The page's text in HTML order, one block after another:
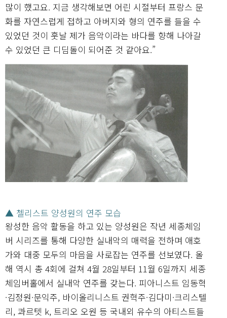
많이 했고요. 지금 생각해보면 어린 시절부터 프랑스 문
화를 자연스럽게 접하고 아버지와 형의 연주를 들을 수
있었던 것이 훗날 제가 음악이라는 바다를 향해 나아갈
수 있었던 큰 디딤돌이 되어준 것 같아요.”
▲ 첼리스트 양성원의 연주 모습
왕성한 음악 활동을 하고 있는 양성원은 작년 세종체임
버 시리즈를 통해 다양한 실내악의 매력을 전하며 애호
가와 대중 모두의 마음을 사로잡는 연주를 선보였다. 올
해 역시 총 4회에 걸쳐 4월 28일부터 11월 6일까지 세종
체임버홀에서 실내악 연주를 갖는다. 피아니스트 임동혁
·김정원·문익주, 바이올리니스트 권혁주·김다미·크리스텔
리, 콰르텟 k, 트리오 오원 등 국내외 유수의 아티스트들